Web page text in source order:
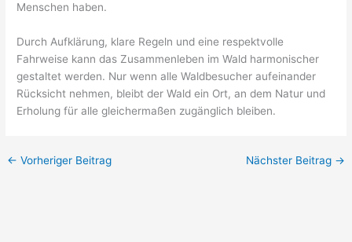
Menschen haben.
Durch Aufklärung, klare Regeln und eine respektvolle
Fahrweise kann das Zusammenleben im Wald harmonischer
gestaltet werden. Nur wenn alle Waldbesucher aufeinander
Rücksicht nehmen, bleibt der Wald ein Ort, an dem Natur und
Erholung für alle gleichermaßen zugänglich bleiben.
← Vorheriger Beitrag Nächster Beitrag →